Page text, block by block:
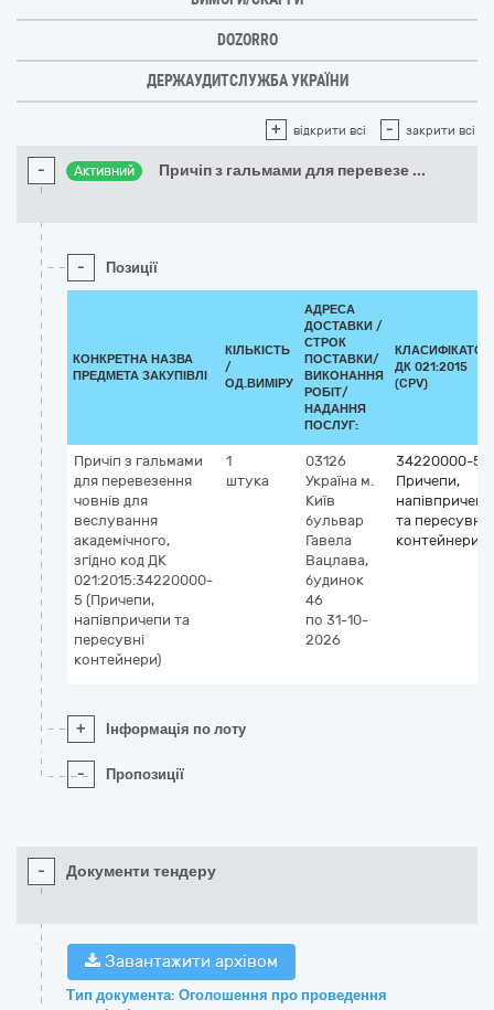
DOZORRO
ДЕРЖАУДИТСЛУЖБА УКРАЇНИ
+ відкрити всі - закрити всі
- Активний Причіп з гальмами для перевезе ...
- Позиції
КОНКРЕТНА НАЗВА
ПРЕДМЕТА ЗАКУПІВЛІ
КІЛЬКІСТЬ
/
ОД.ВИМІРУ
АДРЕСА
ДОСТАВКИ /
СТРОК
ПОСТАВКИ/
ВИКОНАННЯ
РОБІТ/
НАДАННЯ
ПОСЛУГ:
КЛАСИФІКАТОР
ДК 021:2015
(CPV)
Причіп з гальмами
для перевезення
човнів для
веслування
академічного,
згідно код ДК
021:2015:34220000-
5 (Причепи,
напівпричепи та
пересувні
контейнери)
1
штука
03126
Україна м.
Київ
бульвар
Гавела
Вацлава,
будинок
46
по 31-10-
2026
34220000-5
Причепи,
напівпричепи
та пересувні
контейнери
+ Інформація по лоту
- Пропозиції
- Документи тендеру
Завантажити архівом
Тип документа: Оголошення про проведення